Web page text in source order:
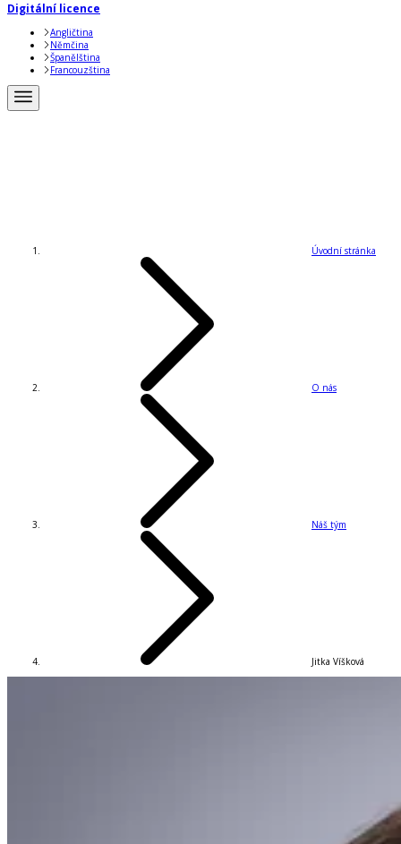
Digitální licence
Angličtina
Němčina
Španělština
Francouzština
Úvodní stránka
O nás
Náš tým
Jitka Víšková